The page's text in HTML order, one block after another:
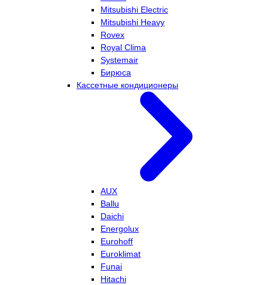
Mitsubishi Electric
Mitsubishi Heavy
Rovex
Royal Clima
Systemair
Бирюса
Кассетные кондиционеры
AUX
Ballu
Daichi
Energolux
Eurohoff
Euroklimat
Funai
Hitachi